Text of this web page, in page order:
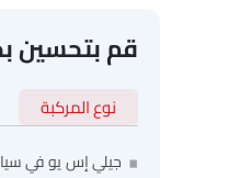
قم بتحسين
نوع المركبة
جيلي إس يو في